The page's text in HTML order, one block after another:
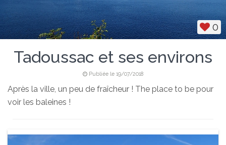
0
Tadoussac et ses environs
Publiée le 19/07/2018
Après la ville, un peu de fraîcheur ! The place to be pour
voir les baleines !